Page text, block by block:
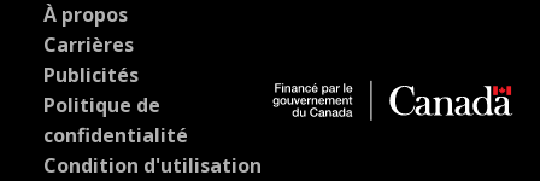
À propos
Carrières
Publicités
Politique de
confidentialité
Condition d'utilisation